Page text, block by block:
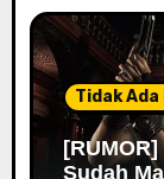
Tidak
Sudah